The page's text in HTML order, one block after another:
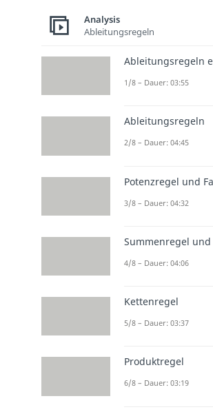
Analysis
Ableitungsregeln
Ableitungsregeln
1/8 – Dauer: 03:55
Ableitungsregeln
2/8 – Dauer: 04:45
Potenzregel und
3/8 – Dauer: 04:32
Summenregel
4/8 – Dauer: 04:06
Kettenregel
5/8 – Dauer: 03:37
Produktregel
6/8 – Dauer: 03:19